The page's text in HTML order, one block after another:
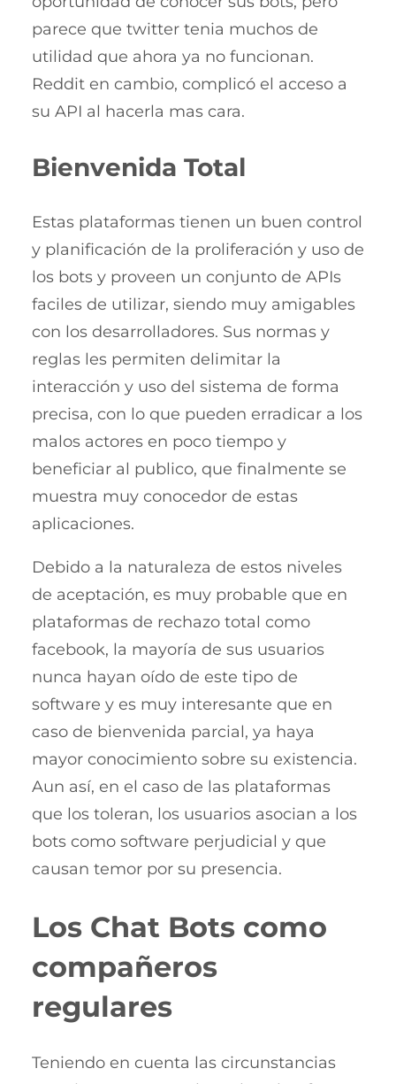
parece que twitter tenia muchos de
utilidad que ahora ya no funcionan.
Reddit en cambio, complicó el acceso a
su API al hacerla mas cara.
Bienvenida Total
Estas plataformas tienen un buen control
y planificación de la proliferación y uso de
los bots y proveen un conjunto de APIs
faciles de utilizar, siendo muy amigables
con los desarrolladores. Sus normas y
reglas les permiten delimitar la
interacción y uso del sistema de forma
precisa, con lo que pueden erradicar a los
malos actores en poco tiempo y
beneficiar al publico, que finalmente se
muestra muy conocedor de estas
aplicaciones.
Debido a la naturaleza de estos niveles
de aceptación, es muy probable que en
plataformas de rechazo total como
facebook, la mayoría de sus usuarios
nunca hayan oído de este tipo de
software y es muy interesante que en
caso de bienvenida parcial, ya haya
mayor conocimiento sobre su existencia.
Aun así, en el caso de las plataformas
que los toleran, los usuarios asocian a los
bots como software perjudicial y que
causan temor por su presencia.
Los Chat Bots como
compañeros
regulares
Teniendo en cuenta las circunstancias